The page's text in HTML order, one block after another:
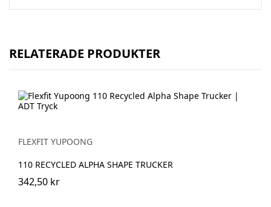
RELATERADE PRODUKTER
FLEXFIT YUPOONG
110 RECYCLED ALPHA SHAPE TRUCKER
342,50 kr